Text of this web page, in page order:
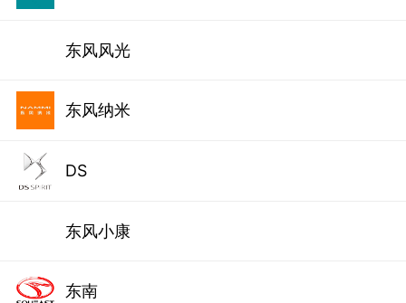
东风风光
东风纳米
DS
东风小康
东南